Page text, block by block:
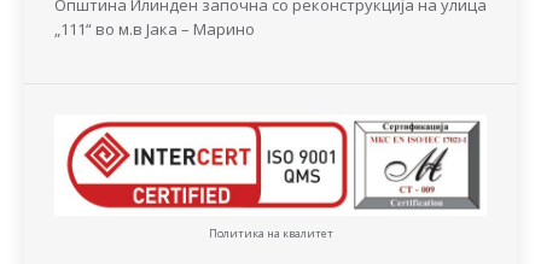
Општина Илинден започна со реконструкција на улица
„111“ во м.в Јака – Марино
Политика на квалитет